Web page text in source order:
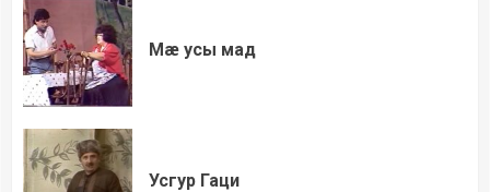
Мæ усы мад
Усгур Гаци